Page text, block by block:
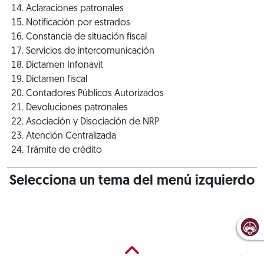
Aclaraciones patronales
Notificación por estrados
Constancia de situación fiscal
Servicios de intercomunicación
Dictamen Infonavit
Dictamen fiscal
Contadores Públicos Autorizados
Devoluciones patronales
Asociación y Disociación de NRP
Atención Centralizada
Trámite de crédito
Selecciona un tema del menú izquierdo